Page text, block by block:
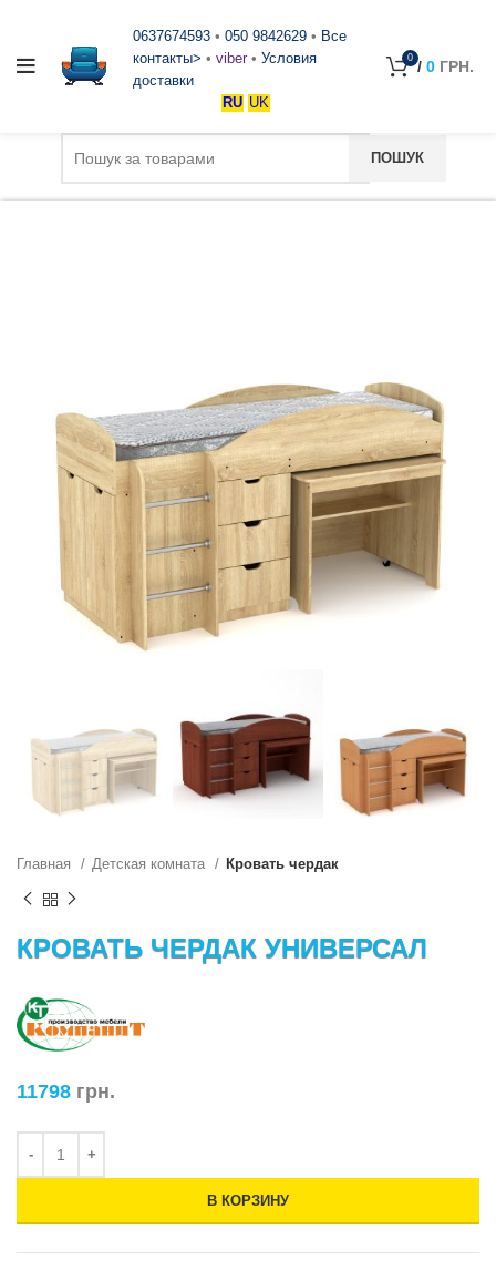
0637674593 • 050 9842629 • Все
контакты> • viber • Условия
доставки
RU UK
0 / 0 ГРН.
Главная Детская комната Кровать чердак
КРОВАТЬ ЧЕРДАК УНИВЕРСАЛ
11798 грн.
В КОРЗИНУ